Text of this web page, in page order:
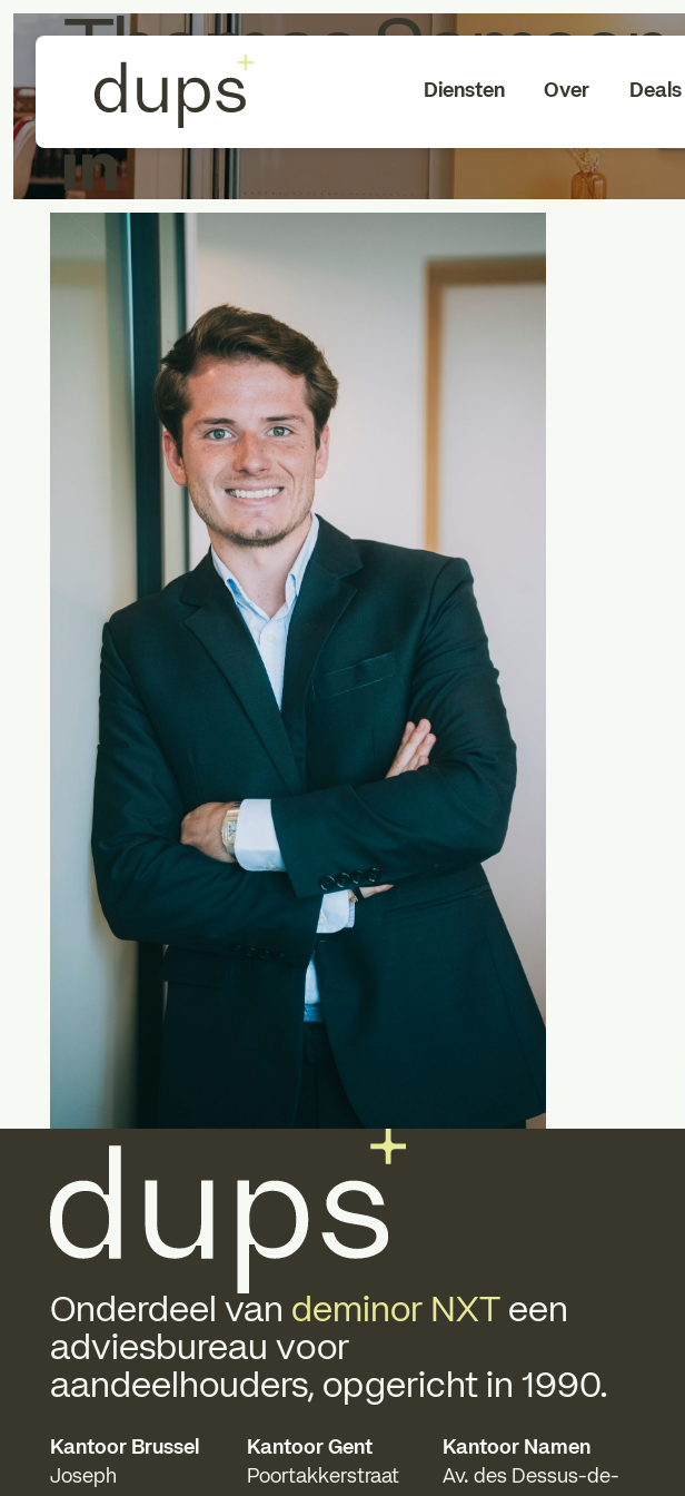
Diensten Over Deals
Thomas Samson
Associate
Onderdeel van deminor NXT een
adviesbureau voor
aandeelhouders, opgericht in 1990.
Kantoor Brussel
Joseph
Kantoor Gent
Poortakkerstraat
Kantoor Namen
Av. des Dessus-de-